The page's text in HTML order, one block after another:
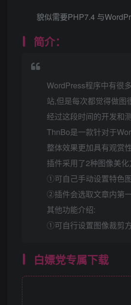
貌似需要PHP7.4 与
简介：
WordPress程序中有很
站,但是每次都觉得做图
经过这段时间的开发和
ThnBo是一款针对于
整体效果更加具有观赏
插件采用了2种图像美化
①可自己手动设置特色
②插件会选取文章内第
其他功能介绍:
①可自行设置图像裁剪
白嫖党专属下载